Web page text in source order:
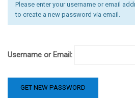
Please enter your username or email
to create a new password via email.
Username or Email: